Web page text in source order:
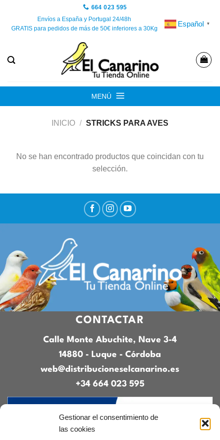
Gestionar el consentimiento de
las cookies
contenido
664 023 595
Envíos a España y Portugal 24/48h
GRATIS para pedidos de más de 50€ inferiores a 30Kg
Español ▼
MENÚ
INICIO / STRICKS PARA AVES
No se han encontrado productos que coincidan con tu
selección.
CONTACTAR
Calle Monte Abuchite, Nave 3-4
14880 - Luque - Córdoba
web@distribucioneselcanarino.es
+34 664 023 595